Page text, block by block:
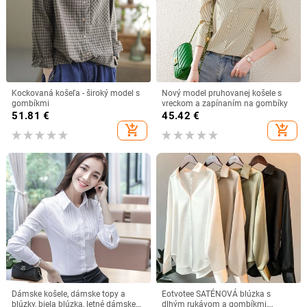
Kockovaná košeľa - široký model s
gombíkmi
51.81 €
add_shopping_cart
Nový model pruhovanej košele s
vreckom a zapínaním na gombíky
45.42 €
add_shopping_cart
Dámske košele, dámske topy a
blúzky, biela blúzka, letné dámske
Eotvotee SATÉNOVÁ blúzka s
dlhým rukávom a gombíkmi,